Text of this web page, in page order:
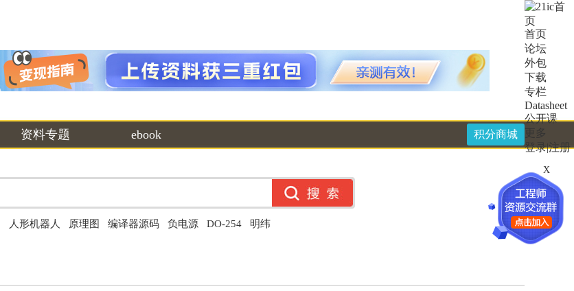
积分商城
资料专题 ebook
人形机器人 原理图 编译器源码 负电源 DO-254 明纬
X
首页
论坛
外包
下载
专栏
Datasheet
公开课
更多
登录|注册